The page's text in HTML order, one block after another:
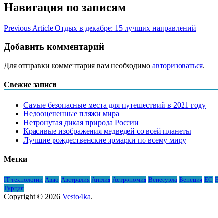
Навигация по записям
Previous Article Отдых в декабре: 15 лучших направлений
Добавить комментарий
Для отправки комментария вам необходимо авторизоваться.
Свежие записи
Самые безопасные места для путешествий в 2021 году
Недооцененные пляжи мира
Нетронутая дикая природа России
Красивые изображения медведей со всей планеты
Лучшие рождественские ярмарки по всему миру
Метки
IT-технологии Авио Австралия Англия Астрономия Венесуэла Венеция ЕС
Турция
Copyright © 2026 Vesto4ka.